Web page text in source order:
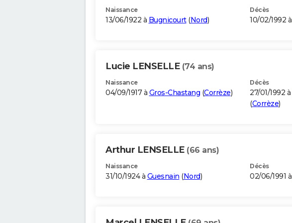
Naissance
13/06/1922 à Bugnicourt(Nord)
Décès
10/02/1992 à
Lucie LENSELLE (74 ans)
Naissance
04/09/1917 à Gros-Chastang (Corrèze)
Décès
27/01/1992 à
(Corrèze)
Arthur LENSELLE (66 ans)
Naissance
31/10/1924 à Guesnain (Nord)
Décès
02/06/1991 à